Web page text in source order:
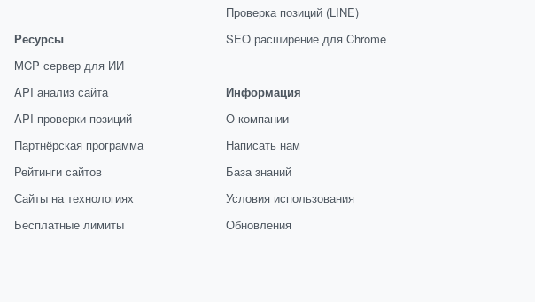
Ресурсы
MCP сервер для ИИ
API анализ сайта
API проверки позиций
Партнёрская программа
Рейтинги сайтов
Сайты на технологиях
Бесплатные лимиты
Проверка позиций (LINE)
SEO расширение для Chrome
Информация
О компании
Написать нам
База знаний
Условия использования
Обновления